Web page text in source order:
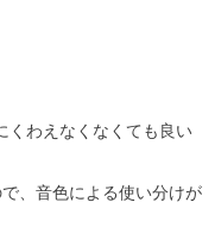
くわえなくなくても良い
、音色による使い分けが